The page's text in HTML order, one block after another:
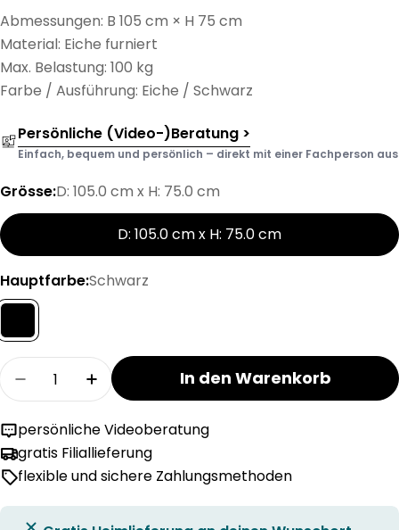
Abmessungen: B 105 cm × H 75 cm
Material: Eiche furniert
Max. Belastung: 100 kg
Farbe / Ausführung: Eiche / Schwarz
Persönliche (Video-)Beratung >
Einfach, bequem und persönlich – direkt mit einer Fachperson aus
Grösse:D: 105.0 cm x H: 75.0 cm
D: 105.0 cm x H: 75.0 cm
Hauptfarbe:Schwarz
Menge
Menge für ELIRA Tisch verringern
Menge für ELIRA Tisch erhöhen
In den Warenkorb
persönliche Videoberatung
gratis Filiallieferung
flexible und sichere Zahlungsmethoden